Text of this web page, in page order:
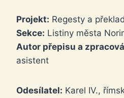
Projekt: Regesty a
Sekce: Listiny města
Autor přepisu a
asistent
Odesílatel: Karel IV.,